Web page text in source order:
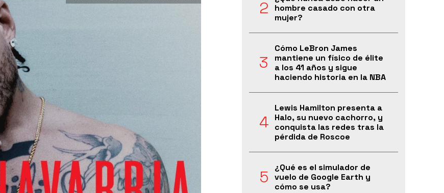
hombre casado con otra
mujer?
Cómo LeBron James
mantiene un físico de élite
a los 41 años y sigue
haciendo historia en la NBA
Lewis Hamilton presenta a
Halo, su nuevo cachorro, y
conquista las redes tras la
pérdida de Roscoe
¿Qué es el simulador de
vuelo de Google Earth y
cómo se usa?